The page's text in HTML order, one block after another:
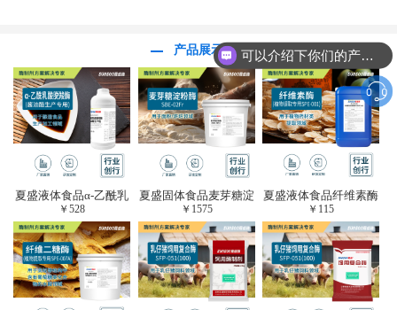
产品展示
夏盛液体食品α-乙酰乳
酸脱羧酶(酱油醋生产
专用)FDY-3206
￥528
夏盛固体食品麦芽糖淀
粉酶(烘焙及面粉改良
用酶/发酵类食品可
用)FDG-0012
￥ 1575
夏盛液体食品纤维素酶
(植物提取专用酶/解决
提取液混浊问题/降
黏)FFY-0651
￥ 115
可以介绍下你们的产品么？